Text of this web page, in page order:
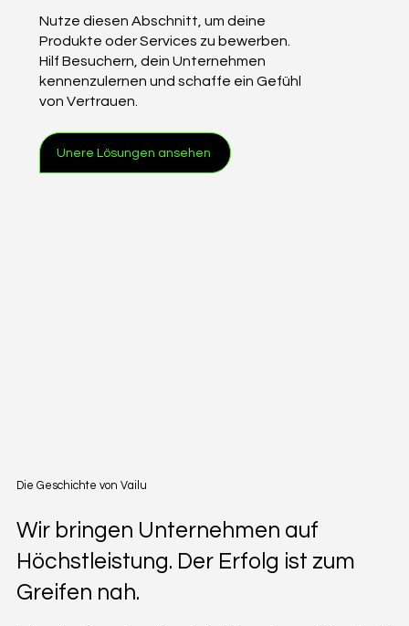
Nutze diesen Abschnitt, um deine
Produkte oder Services zu bewerben.
Hilf Besuchern, dein Unternehmen
kennenzulernen und schaffe ein Gefühl
von Vertrauen.
Unere Lösungen ansehen
Wir bringen Unternehmen auf
Höchstleistung. Der Erfolg ist zum
Greifen nah.
Die Geschichte von Vailu